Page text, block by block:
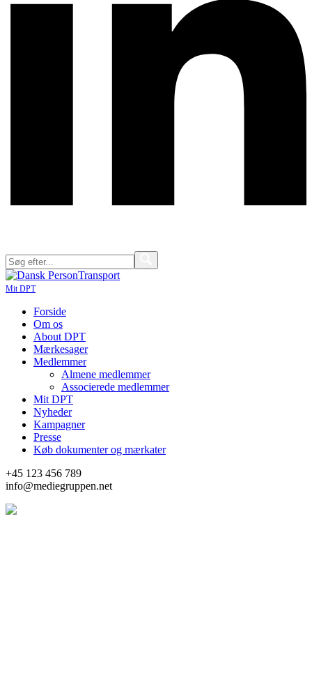
Mit DPT
Forside
Om os
About DPT
Mærkesager
Medlemmer
Almene medlemmer
Associerede medlemmer
Mit DPT
Nyheder
Kampagner
Presse
Køb dokumenter og mærkater
+45 123 456 789
info@mediegruppen.net